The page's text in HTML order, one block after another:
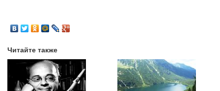
Читайте также